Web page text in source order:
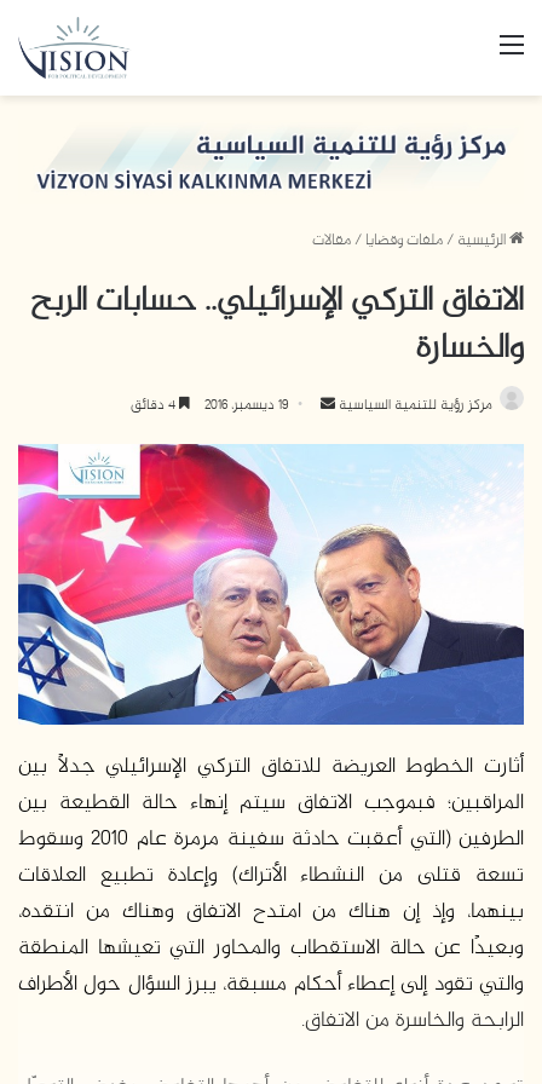
الرئيسية/ملفات وقضايا/مقالات
الاتفاق التركي الإسرائيلي.. حسابات الربح
والخسارة
مركز رؤية للتنمية السياسية
ر
ي
إ
ل
ك
ت
و
ن
ي
19 ديسمبر، 2016
أثارت الخطوط العريضة للاتفاق التركي الإسرائيلي جدلاً بين
المراقبين؛ فبموجب الاتفاق سيتم إنهاء حالة القطيعة بين
الطرفين (التي أعقبت حادثة سفينة مرمرة عام 2010 وسقوط
تسعة قتلى من النشطاء الأتراك) وإعادة تطبيع العلاقات
بينهما، وإذ إن هناك من امتدح الاتفاق وهناك من انتقده،
وبعيدًا عن حالة الاستقطاب والمحاور التي تعيشها المنطقة
والتي تقود إلى إعطاء أحكام مسبقة، يبرز السؤال حول الأطراف
الرابحة والخاسرة من الاتفاق.